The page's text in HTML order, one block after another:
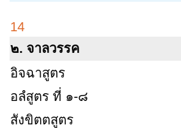
14
๒. จาลวรรค
อิจฉาสูตร
อลํสูตร ที่ ๑-๘
สังขิตตสูตร